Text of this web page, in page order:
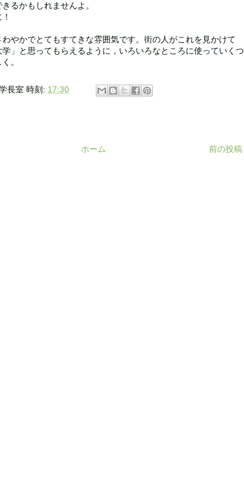
るかもしれませんよ。
やかでとてもすてきな雰囲気です。街の人がこれを見かけて
」と思ってもらえるように，いろいろなところに使っていくつ
。
長室 時刻: 17:30
前の投稿
ホーム